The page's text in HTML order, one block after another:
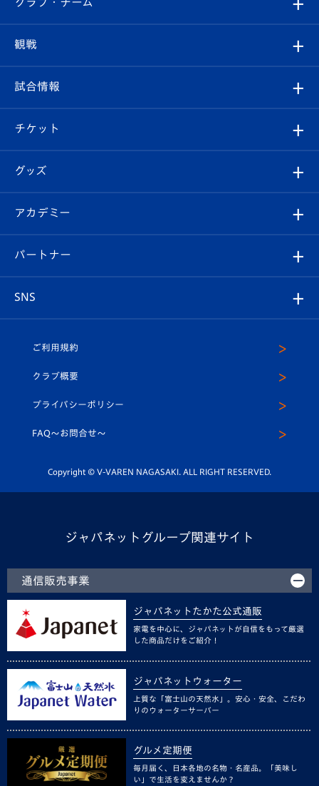
クラブ
試合情報
チケット
イベント
メディア
ホームタウン
クラブ概要
エンブレム紹介
スタッフプロフィール
マスコット紹介
平和祈念活動
ホームタウン活動
観戦
観戦ルール
はじめての観戦ガイド
Revive Team
ヴィヴィくんの長崎おもてなしガイド
試合情報
試合日程/結果
フォトギャラリー
スタジアムグルメ
チケット
チケット
V-LOVERS（ファンクラブ）
プレイヤーズスイート
グッズ
オンラインショップ
店舗情報
アカデミー
育成からのお知らせ
U-18
スクール
パートナー
SNS
ヴィヴィくんインスタグラム
公式LINE＠
ご利用規約
クラブ概要
プライバシーポリシー
FAQ〜お問合せ〜
Copyright © V-VAREN NAGASAKI. ALL RIGHT RESERVED.
ジャパネットグループ関連サイト
通信販売事業
ジャパネットたかた公式通販
家電を中心に、ジャパネットが自信をもって厳選
した商品だけをご紹介！
ジャパネットウォーター
上質な「富士山の天然水」。安心・安全、こだわ
りのウォーターサーバー
グルメ定期便
毎月届く、日本各地の名物・名産品。「美味し
い」で生活を変えませんか？